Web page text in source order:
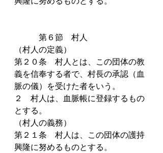
第６節　村人
（村人の定義）
第２０条　村人とは、この団体の教
義を信奉する者で、村長の承認（血
脈の儀）を受けた者をいう。
２　村人は、血脈帳に登録するもの
とする。
（村人の義務）
第２１条　村人は、この団体の護持
興隆に努めるものとする。